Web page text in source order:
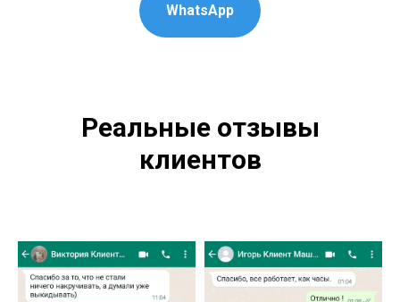
WhatsApp
Реальные отзывы
клиентов